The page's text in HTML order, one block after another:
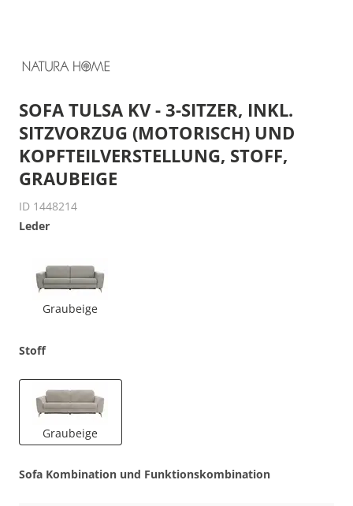
SOFA TULSA KV - 3-SITZER, INKL.
SITZVORZUG (MOTORISCH) UND
KOPFTEILVERSTELLUNG, STOFF,
GRAUBEIGE
ID 1448214
Leder
Graubeige
Stoff
Graubeige
Sofa Kombination und Funktionskombination